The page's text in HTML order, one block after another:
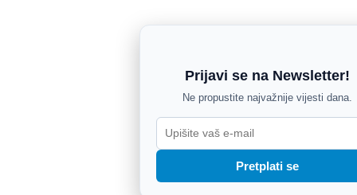
Prijavi se na Newsletter!
Ne propustite najvažnije vijesti dana.
Pretplati se